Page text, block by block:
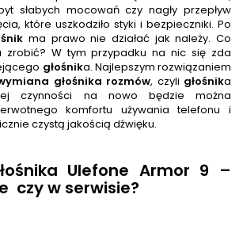
słabych mocowań czy nagły przepływ
które uszkodziło styki i bezpieczniki. Po
ma prawo nie działać jak należy. Co
zrobić? W tym przypadku na nic się zda
głośnika. Najlepszym rozwiązaniem
głośnika rozmów, czyli głośnika
czynności na nowo będzie można
komfortu używania telefonu i
czystą jakością dźwięku.
Ulefone Armor 9 –
czy w serwisie?